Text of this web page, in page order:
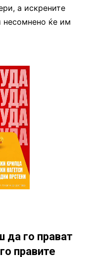
а искрените
ќе им
да го прават
правите